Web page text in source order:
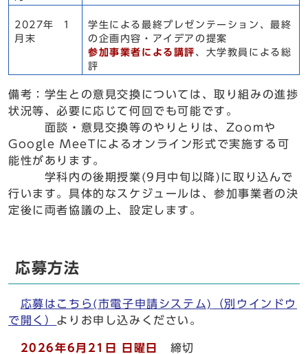
2027年 1
月末
学生による最終プレゼンテーション、最終
の企画内容・アイデアの提案
参加事業者による講評 、大学教員による総
評
備考：学生との意見交換については、取り組みの進捗
状況等、必要に応じて何回でも可能です。
面談・意見交換等のやりとりは、Zoomや
Google MeeTによるオンライン形式で実施する可
能性があります。
学科内の後期授業(9月中旬以降)に取り込んで
行います。具体的なスケジュールは、参加事業者の決
定後に両者協議の上、設定します。
応募方法
応募はこちら(市電子申請システム)
（別ウインドウ
で開く） よりお申し込みください。
2026年6月21日 日曜日 締切